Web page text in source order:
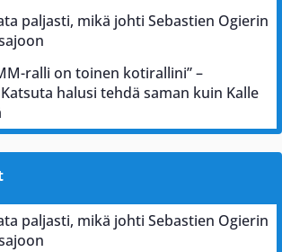
paljasti, mikä johti Sebastien Ogierin
ralli on toinen kotirallini” –
halusi tehdä saman kuin Kalle
paljasti, mikä johti Sebastien Ogierin